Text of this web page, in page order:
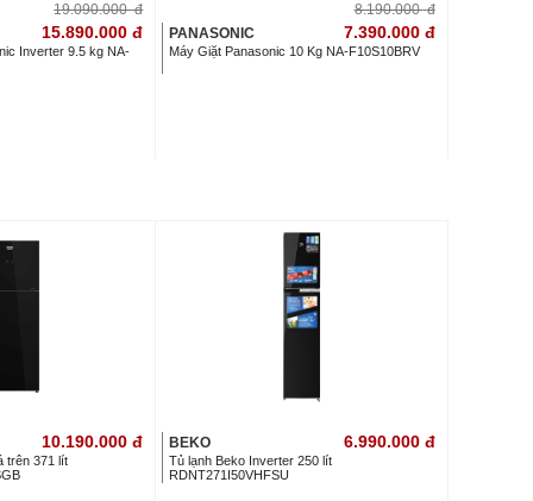
19.090.000 đ
15.890.000 đ
Inverter 9.5 kg NA-
8.190.000 đ
PANASONIC
7.390.000 đ
Máy Giặt Panasonic 10 Kg NA-F10S10BRV
10.190.000 đ
trên 371 lít
BEKO 6.990.000 đ
Tủ lạnh Beko Inverter 250 lít
RDNT271I50VHFSU